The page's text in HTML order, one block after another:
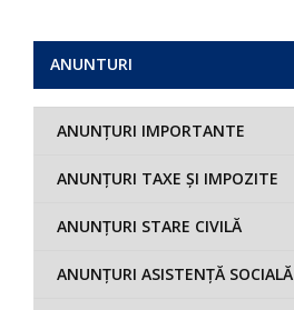
ANUNTURI
ANUNȚURI IMPORTANTE
ANUNȚURI TAXE ȘI IMPOZITE
ANUNȚURI STARE CIVILĂ
ANUNȚURI ASISTENȚĂ SOCIALĂ